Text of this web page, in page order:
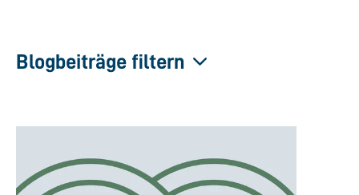
Blogbeiträge filtern